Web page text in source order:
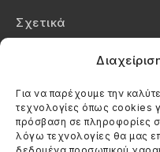
Για να παρέχουμε την
τεχνολογίες όπως cookies
πρόσβαση σε πληροφορίες
λόγω τεχνολογίες θα μας
Σχετικά
Πολιτική Cookies (ΕΕ)